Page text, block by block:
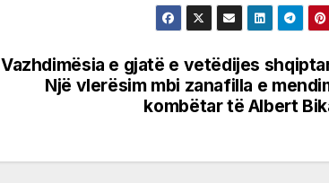
Vazhdimësia e gjatë e vetëdijes
Një vlerësim mbi zanafilla e
kombëtar të Albert